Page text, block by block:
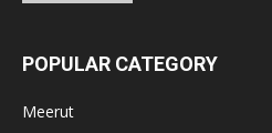
POPULAR CATEGORY
Meerut